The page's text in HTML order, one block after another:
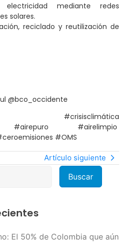
electricidad mediante redes
solares.
reciclado y reutilización de
@bco_occidente
#crisisclimática
#airepuro #airelimpio
#OMS
Artículo siguiente
El 50% de Colombia que aún